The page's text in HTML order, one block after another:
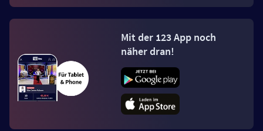
Mit der 123 App noch
näher dran!